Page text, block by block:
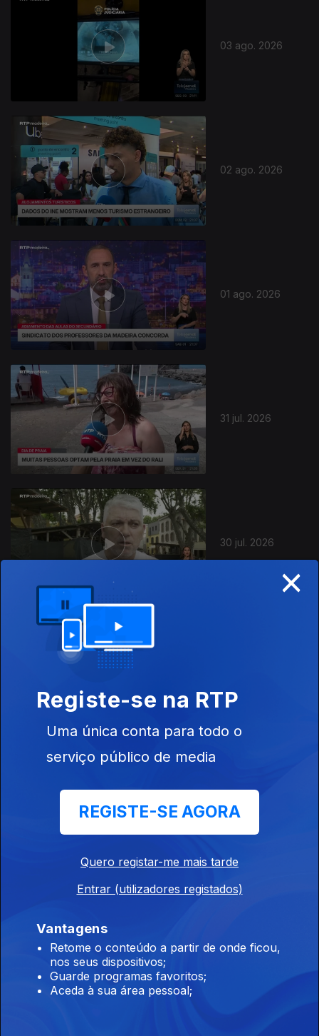
03 ago. 2026
02 ago. 2026
01 ago. 2026
31 jul. 2026
30 jul. 2026
28 jul. 2026
×
Registe-se na RTP
Uma única conta para todo o
serviço público de media
REGISTE-SE AGORA
Quero registar-me mais tarde
Entrar (utilizadores registados)
Vantagens
Retome o conteúdo a partir de onde ficou,
nos seus dispositivos;
Guarde programas favoritos;
Aceda à sua área pessoal;